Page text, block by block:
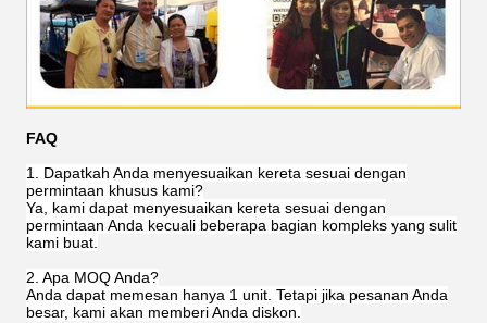
FAQ
1. Dapatkah Anda menyesuaikan kereta sesuai dengan
permintaan khusus kami?
Ya, kami dapat menyesuaikan kereta sesuai dengan
permintaan Anda kecuali beberapa bagian kompleks yang sulit
kami buat.
2. Apa MOQ Anda?
Anda dapat memesan hanya 1 unit. Tetapi jika pesanan Anda
besar, kami akan memberi Anda diskon.